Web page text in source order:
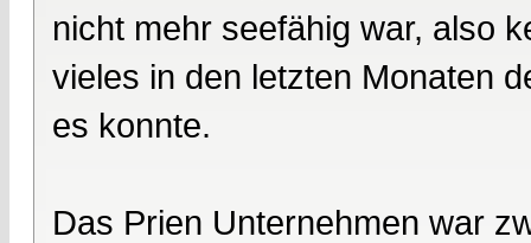
nicht mehr seefähig war, also
vieles in den letzten Monaten
es konnte.
Das Prien Unternehmen war